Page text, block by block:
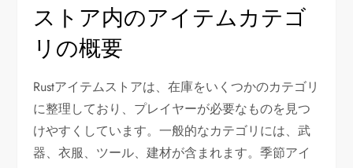
ストア内のアイテムカテゴ
リの概要
Rustアイテムストアは、在庫をいくつかのカテゴリ
に整理しており、プレイヤーが必要なものを見つ
けやすくしています。一般的なカテゴリには、武
器、衣服、ツール、建材が含まれます。季節アイ